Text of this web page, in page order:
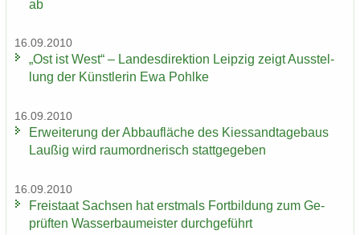
ab
16.09.2010
„Ost ist West“ – Lan­des­di­rek­ti­on Leip­zig zeigt Aus­stel­
lung der Künst­le­rin Ewa Pohl­ke
16.09.2010
Er­wei­te­rung der Ab­bau­flä­che des Kies­sand­ta­ge­baus
Lau­ßig wird raum­ord­ne­risch statt­ge­ge­ben
16.09.2010
Frei­staat Sach­sen hat erst­mals Fort­bil­dung zum Ge­
prüf­ten Was­ser­bau­meis­ter durch­ge­führt